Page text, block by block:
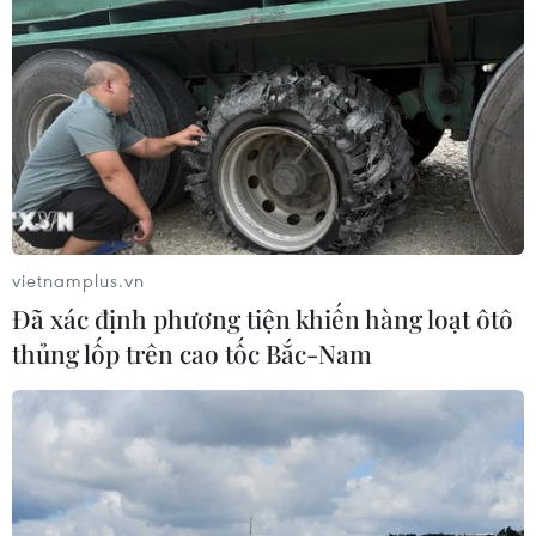
Xem lại màn ăn mừng bị
cho là xúc phạm của cầu
thủ Đức
17/07/2014 09:42
Đài truyền hình Mỹ bị chỉ
trích vì làm gián đoạn trận
chung kết
15/07/2014 14:36
Trailer bộ phim về cuộc
đời của Messi chính thức
được tung ra
Xem lại tuyệt phẩm của
Bergkamp vào lưới
Argentina năm 1998
vietnamplus.vn
Đã xác định phương tiện khiến hàng loạt ôtô
thủng lốp trên cao tốc Bắc-Nam